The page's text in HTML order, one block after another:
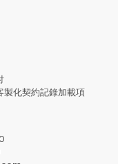
製化契約記錄加載項